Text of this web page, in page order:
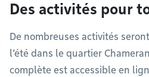
Des activités pour
De nombreuses activités
l’été dans le quartier
complète est accessible en